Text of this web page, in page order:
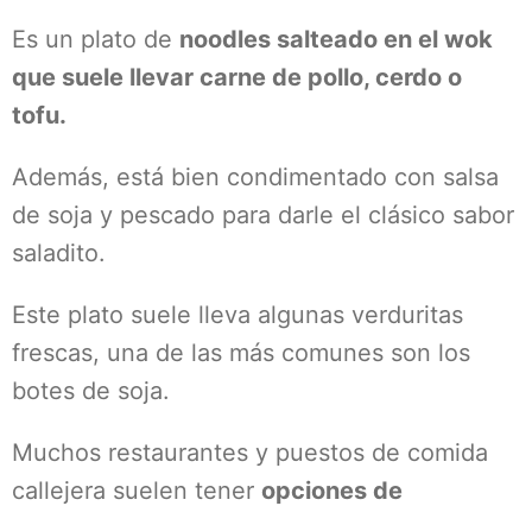
Es un plato de noodles salteado en el wok
que suele llevar carne de pollo, cerdo o
tofu.
Además, está bien condimentado con salsa
de soja y pescado para darle el clásico sabor
saladito.
Este plato suele lleva algunas verduritas
frescas, una de las más comunes son los
botes de soja.
Muchos restaurantes y puestos de comida
callejera suelen tener opciones de